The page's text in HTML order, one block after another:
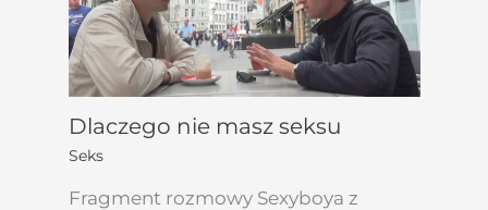
Dlaczego nie masz seksu
Seks
Fragment rozmowy Sexyboya z